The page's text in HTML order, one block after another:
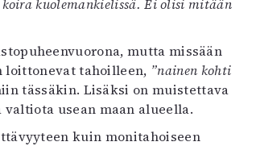
kuolemankielissä. Ei olisi mitään
mutta missään
loittonevat tahoilleen, ”nainen kohti
tässäkin. Lisäksi on muistettava
usean maan alueella.
kuin monitahoiseen